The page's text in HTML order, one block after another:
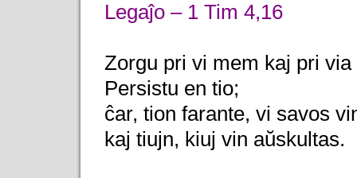
Legaĵo – 1 Tim 4,16
Zorgu pri vi mem kaj pri via
Persistu en tio;
ĉar, tion farante, vi savos
kaj tiujn, kiuj vin aŭskultas.